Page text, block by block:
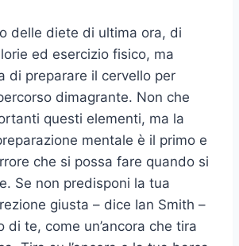
delle diete di ultima ora, di
ed esercizio fisico, ma
di preparare il cervello per
dimagrante. Non che
questi elementi, ma la
mentale è il primo e
che si possa fare quando si
Se non predisponi la tua
giusta – dice Ian Smith –
di te, come un’ancora che tira